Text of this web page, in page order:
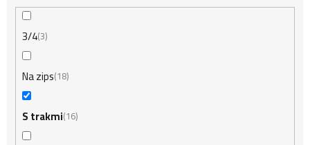
3/43
Na zips 18
S trakmi 16